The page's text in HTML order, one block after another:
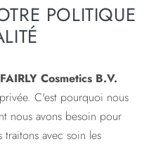
POLITIQUE
Cosmetics B.V.
C'est pourquoi nous
nous avons besoin pour
traitons avec soin les